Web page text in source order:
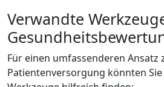
Verwandte
Für einen umfassenderen Ansatz
Patientenversorgung könnten